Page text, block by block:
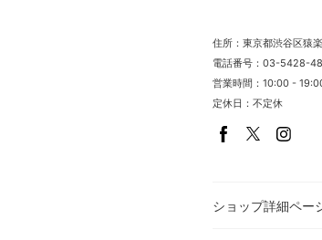
住所：東京都渋谷区猿
電話番号：03-5428-
営業時間：10:00 -
定休日：不定休
ショップ詳細ペー